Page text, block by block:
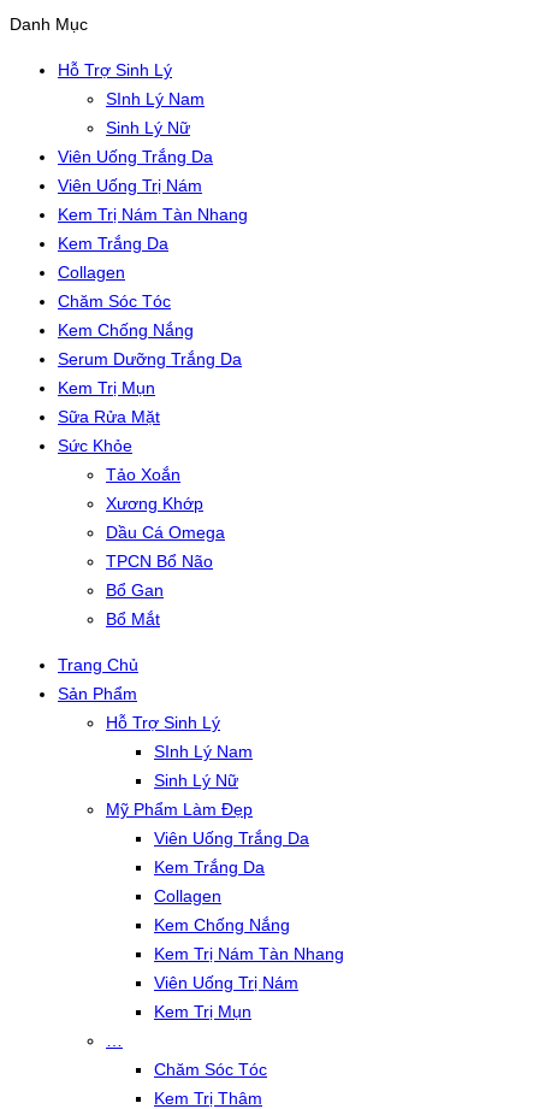
Danh Mục
Hỗ Trợ Sinh Lý
SInh Lý Nam
Sinh Lý Nữ
Viên Uống Trắng Da
Viên Uống Trị Nám
Kem Trị Nám Tàn Nhang
Kem Trắng Da
Collagen
Chăm Sóc Tóc
Kem Chống Nắng
Serum Dưỡng Trắng Da
Kem Trị Mụn
Sữa Rửa Mặt
Sức Khỏe
Tảo Xoắn
Xương Khớp
Dầu Cá Omega
TPCN Bổ Não
Bổ Gan
Bổ Mắt
Trang Chủ
Sản Phẩm
Hỗ Trợ Sinh Lý
SInh Lý Nam
Sinh Lý Nữ
Mỹ Phẩm Làm Đẹp
Viên Uống Trắng Da
Kem Trắng Da
Collagen
Kem Chống Nắng
Kem Trị Nám Tàn Nhang
Viên Uống Trị Nám
Kem Trị Mụn
Chăm Sóc Tóc
Kem Trị Thâm